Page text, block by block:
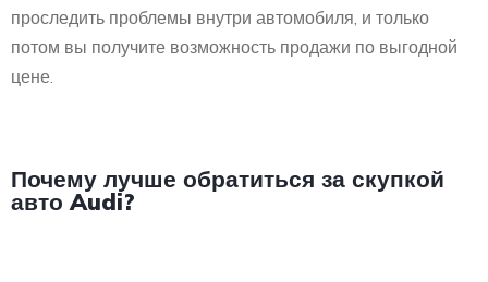
проследить проблемы внутри автомобиля, и только
потом вы получите возможность продажи по выгодной
цене.
Почему лучше обратиться за скупкой
авто Audi?